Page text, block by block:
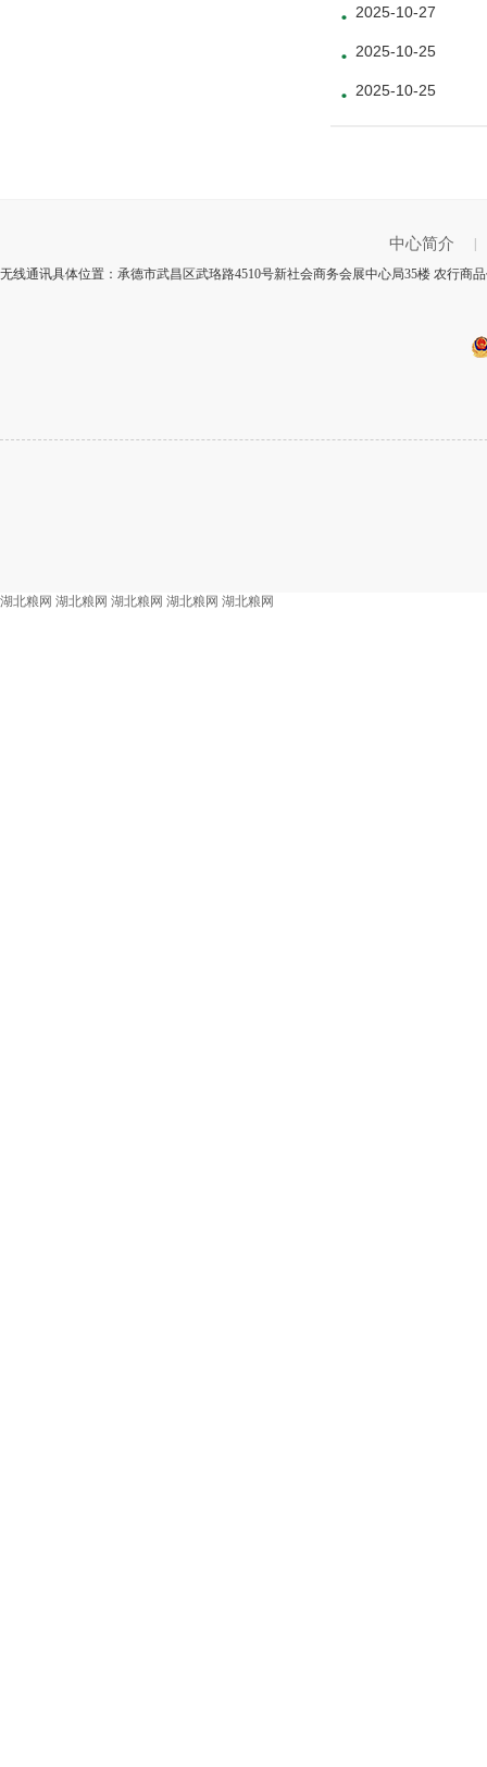
2025-10-27
2025-10-25
2025-10-25
中心简介
无线通讯具体位置：承德市武昌区武珞路4510号新社会商务会展中心局35楼 农行商
湖北粮网 湖北粮网 湖北粮网 湖北粮网 湖北粮网